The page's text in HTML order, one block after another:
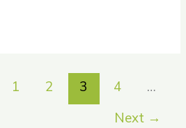
1 2 3 4
…
Next →